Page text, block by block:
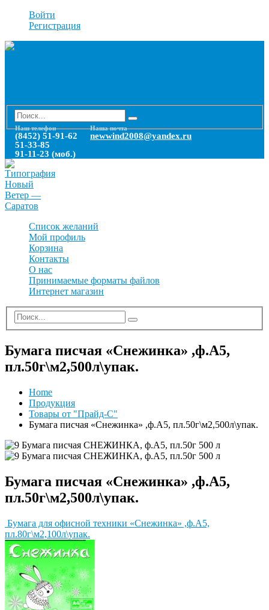
Войти
Регистрация
Наш телефон
(8452) 51-91-62
51-33-85
91-11-23 (моб.)
Наша почта
newwind2008@yandex.ru
Список желаний
Мой профиль
Корзина
Контакты
О нас
Принимаемые форматы файлов
Интернет магазин
Бумага писчая «Снежинка» ,ф.А5,
пл.50г\м2,500л\упак.
Home
Продукция
Товары от "Прайд-С"
Бумага писчая «Снежинка» ,ф.А5, пл.50г\м2,500л\упак.
Бумага писчая «Снежинка» ,ф.А5,
пл.50г\м2,500л\упак.
Бумага для офисной техники «Снежинка» ,ф.А5,
пл.80г\м2,100л\упак.